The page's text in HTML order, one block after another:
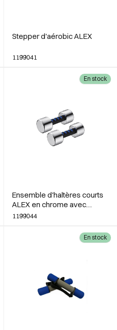
Stepper d'aérobic ALEX
1199041
Ensemble d'haltères courts
ALEX en chrome avec
poignée en mousse 2 kg
1199044
En stock
En stock